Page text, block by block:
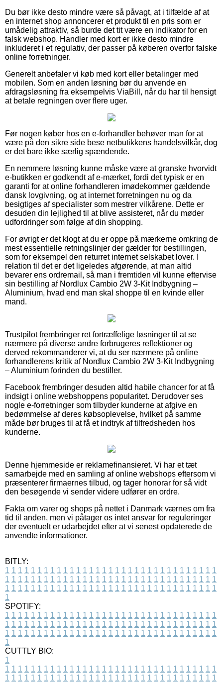
Du bør ikke desto mindre være så påvagt, at i tilfælde af at
en internet shop annoncerer et produkt til en pris som er
umådelig attraktiv, så burde det tit være en indikator for en
falsk webshop. Handler med kort er ikke desto mindre
inkluderet i et regulativ, der passer på køberen overfor falske
online forretninger.
Generelt anbefaler vi køb med kort eller betalinger med
mobilen. Som en anden løsning bør du anvende en
afdragsløsning fra eksempelvis ViaBill, når du har til hensigt
at betale regningen over flere uger.
Før nogen køber hos en e-forhandler behøver man for at
være på den sikre side bese netbutikkens handelsvilkår, dog
er det bare ikke særlig spændende.
En nemmere løsning kunne måske være at granske hvorvidt
e-butikken er godkendt af e-mærket, fordi det typisk er en
garanti for at online forhandleren imødekommer gældende
dansk lovgivning, og at internet forretningen nu og da
besigtiges af specialister som mestrer vilkårene. Dette er
desuden din lejlighed til at blive assisteret, når du møder
udfordringer som følge af din shopping.
For øvrigt er det klogt at du er oppe på mærkerne omkring de
mest essentielle retningslinjer der gælder for bestillingen,
som for eksempel den returret internet selskabet lover. I
relation til det er det ligeledes afgørende, at man altid
bevarer ens ordremail, så man i fremtiden vil kunne eftervise
sin bestilling af Nordlux Cambio 2W 3-Kit Indbygning –
Aluminium, hvad end man skal shoppe til en kvinde eller
mand.
Trustpilot frembringer ret fortræffelige løsninger til at se
nærmere på diverse andre forbrugeres reflektioner og
derved rekommanderer vi, at du ser nærmere på online
forhandlerens kritik af Nordlux Cambio 2W 3-Kit Indbygning
– Aluminium forinden du bestiller.
Facebook frembringer desuden altid habile chancer for at få
indsigt i online webshoppens popularitet. Derudover ses
nogle e-forretninger som tilbyder kunderne at afgive en
bedømmelse af deres købsoplevelse, hvilket på samme
måde bør bruges til at få et indtryk af tilfredsheden hos
kunderne.
Denne hjemmeside er reklamefinansieret. Vi har et tæt
samarbejde med en samling af online webshops eftersom vi
præsenterer firmaernes tilbud, og tager honorar for så vidt
den besøgende vi sender videre udfører en ordre.
Fakta om varer og shops på nettet i Danmark værnes om fra
tid til anden, men vi påtager os intet ansvar for reguleringer
der eventuelt er udarbejdet efter at vi senest opdaterede de
anvendte informationer.
BITLY:
1 1 1 1 1 1 1 1 1 1 1 1 1 1 1 1 1 1 1 1 1 1 1 1 1 1 1 1 1 1 1 1 1
1 1 1 1 1 1 1 1 1 1 1 1 1 1 1 1 1 1 1 1 1 1 1 1 1 1 1 1 1 1 1 1 1
1 1 1 1 1 1 1 1 1 1 1 1 1 1 1 1 1 1 1 1 1 1 1 1 1 1 1 1 1 1 1 1 1
1
SPOTIFY:
1 1 1 1 1 1 1 1 1 1 1 1 1 1 1 1 1 1 1 1 1 1 1 1 1 1 1 1 1 1 1 1 1
1 1 1 1 1 1 1 1 1 1 1 1 1 1 1 1 1 1 1 1 1 1 1 1 1 1 1 1 1 1 1 1 1
1 1 1 1 1 1 1 1 1 1 1 1 1 1 1 1 1 1 1 1 1 1 1 1 1 1 1 1 1 1 1 1 1
1
CUTTLY BIO:
1
1 1 1 1 1 1 1 1 1 1 1 1 1 1 1 1 1 1 1 1 1 1 1 1 1 1 1 1 1 1 1 1 1
1 1 1 1 1 1 1 1 1 1 1 1 1 1 1 1 1 1 1 1 1 1 1 1 1 1 1 1 1 1 1 1 1